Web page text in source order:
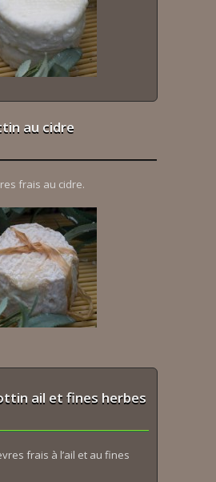
au cidre
frais au cidre.
ail et fines herbes
frais à l’ail et au fines